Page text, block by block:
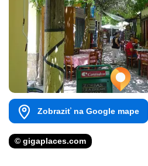
Zobraziť na Google mape
© gigaplaces.com